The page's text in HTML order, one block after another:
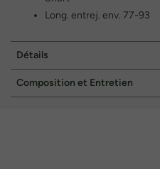
Long. entrej. env. 77-93
Détails
Composition et Entretien